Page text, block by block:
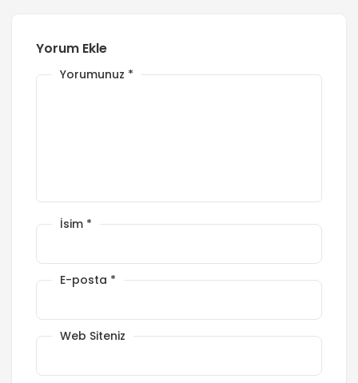
Yorum Ekle
Yorumunuz *
İsim *
E-posta *
Web Siteniz